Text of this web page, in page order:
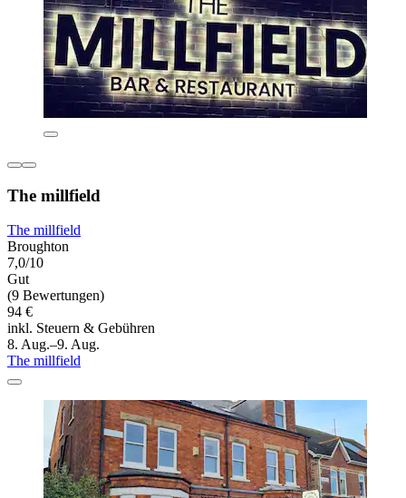
The millfield
The millfield
Broughton
7,0/10
Gut
(9 Bewertungen)
94 €
inkl. Steuern & Gebühren
8. Aug.–9. Aug.
The millfield